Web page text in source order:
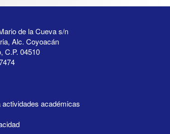
de la Cueva s/n
Alc. Coyoacán
C.P. 04510
académicas